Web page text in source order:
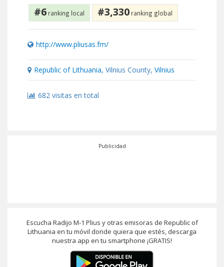
#6 ranking local #3,330 ranking global
http://www.pliusas.fm/
Republic of Lithuania, Vilnius County, Vilnius
682 visitas en total
Publicidad
Escucha Radijo M-1 Plius y otras emisoras de Republic of
Lithuania en tu móvil donde quiera que estés, descarga
nuestra app en tu smartphone ¡GRATIS!